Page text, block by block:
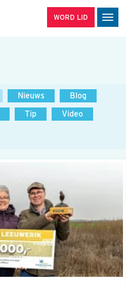
WORD LID
Nieuws
Blog
Tip
Video